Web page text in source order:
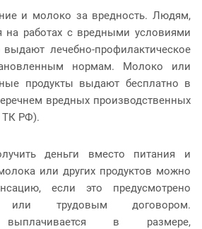
и молоко за вредность. Людям,
на работах с вредными условиями
выдают лечебно-профилактическое
нормам. Молоко или
продукты выдают бесплатно в
вредных производственных
ТК РФ).
деньги вместо питания и
или других продуктов можно
если это предусмотрено
или трудовым договором.
выплачивается в размере,